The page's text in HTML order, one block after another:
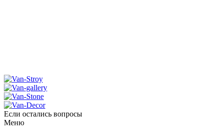
Если остались вопросы
Меню